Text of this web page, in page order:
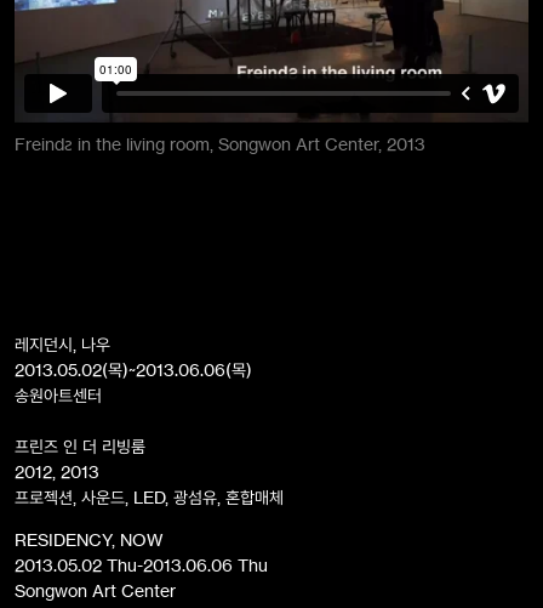
Freindƨ in the living room, Songwon Art Center, 2013
레지던시, 나우
2013.05.02(목)~2013.06.06(목)
송원아트센터
프린즈 인 더 리빙룸
2012, 2013
프로젝션, 사운드, LED, 광섬유, 혼합매체
RESIDENCY, NOW
2013.05.02 Thu-2013.06.06 Thu
Songwon Art Center